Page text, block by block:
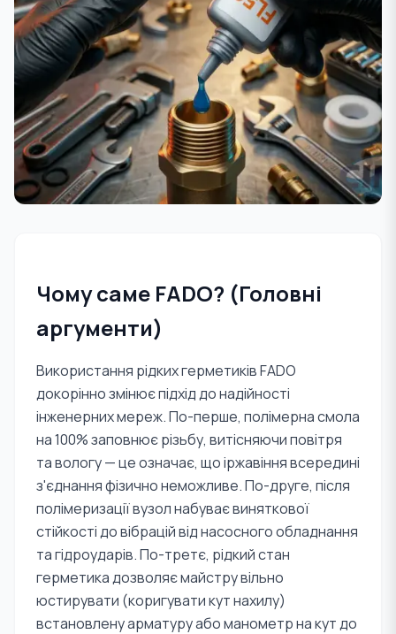
Чому саме FADO? (Головні
аргументи)
Використання рідких герметиків FADO
докорінно змінює підхід до надійності
інженерних мереж. По-перше, полімерна смола
на 100% заповнює різьбу, витісняючи повітря
та вологу — це означає, що іржавіння всередині
з'єднання фізично неможливе. По-друге, після
полімеризації вузол набуває виняткової
стійкості до вібрацій від насосного обладнання
та гідроударів. По-третє, рідкий стан
герметика дозволяє майстру вільно
юстирувати (коригувати кут нахилу)
встановлену арматуру або манометр на кут до